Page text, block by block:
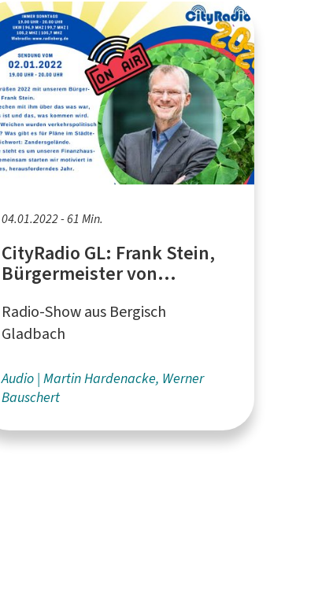
04.01.2022 - 61 Min.
CityRadio GL: Frank Stein,
Bürgermeister von
Radio-Show aus Bergisch
Gladbach
Audio Martin Hardenacke, Werner
Bauschert